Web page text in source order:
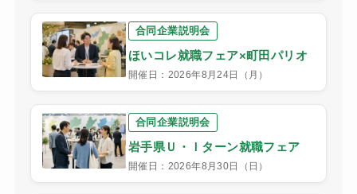
合同企業説明会
ほいコレ就職フェア×町田パリオ
開催日：2026年8月24日（月）
合同企業説明会
岩手県Ｕ・Ｉターン就職フェア
開催日：2026年8月30日（日）